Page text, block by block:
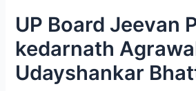
UP Board Jeevan
kedarnath
Udayshankar